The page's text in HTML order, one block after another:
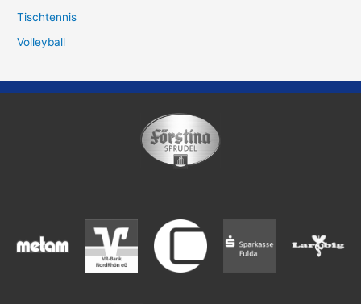
Tischtennis
Volleyball